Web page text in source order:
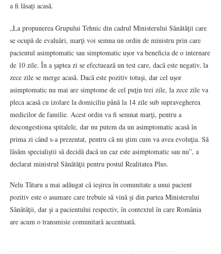
a fi lăsați acasă.
„La propunerea Grupului Tehnic din cadrul Ministerului Sănătăţii care
se ocupă de evaluări, marţi voi semna un ordin de ministru prin care
pacientul asimptomatic sau simptomatic uşor va beneficia de o internare
de 10 zile. În a şaptea zi se efectuează un test care, dacă este negativ, la
zece zile se merge acasă. Dacă este pozitiv totuşi, dar cel uşor
asimptomatic nu mai are simptome de cel puţin trei zile, la zece zile va
pleca acasă cu izolare la domiciliu până la 14 zile sub supravegherea
medicilor de familie. Acest ordin va fi semnat marţi, pentru a
descongestiona spitalele, dar nu putem da un asimptomatic acasă în
prima zi când s-a prezentat, pentru că nu ştim cum va avea evoluţia. Să
lăsăm specialiştii să decidă dacă un caz este asimptomatic sau nu”, a
declarat ministrul Sănătăţii pentru postul Realitatea Plus.
Nelu Tătaru a mai adăugat că ieşirea în comunitate a unui pacient
pozitiv este o asumare care trebuie să vină şi din partea Ministerului
Sănătăţii, dar şi a pacientului respectiv, în contextul în care România
are acum o transmisie comunitară accentuată.